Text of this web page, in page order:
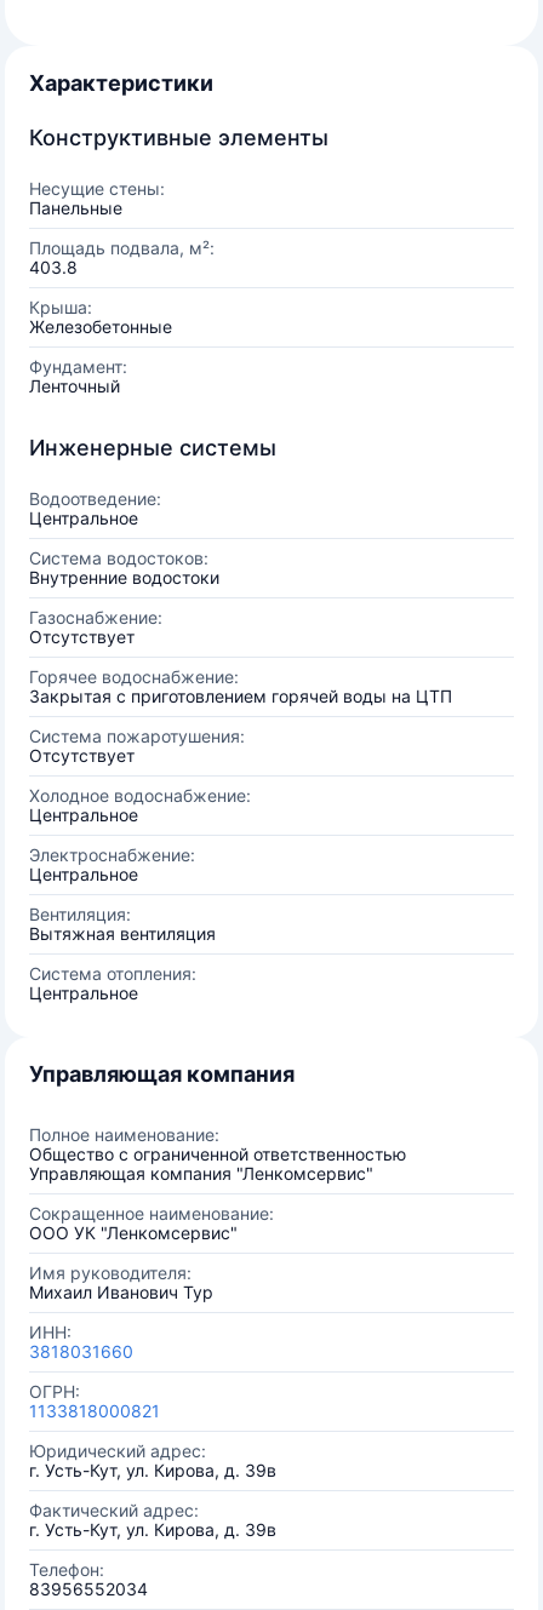
Характеристики
Конструктивные элементы
Несущие стены:
Панельные
Площадь подвала, м²:
403.8
Крыша:
Железобетонные
Фундамент:
Ленточный
Инженерные системы
Водоотведение:
Центральное
Система водостоков:
Внутренние водостоки
Газоснабжение:
Отсутствует
Горячее водоснабжение:
Закрытая с приготовлением горячей воды на ЦТП
Система пожаротушения:
Отсутствует
Холодное водоснабжение:
Центральное
Электроснабжение:
Центральное
Вентиляция:
Вытяжная вентиляция
Система отопления:
Центральное
Управляющая компания
Полное наименование:
Общество с ограниченной ответственностью
Управляющая компания "Ленкомсервис"
Сокращенное наименование:
ООО УК "Ленкомсервис"
Имя руководителя:
Михаил Иванович Тур
ИНН:
3818031660
ОГРН:
1133818000821
Юридический адрес:
г. Усть-Кут, ул. Кирова, д. 39в
Фактический адрес:
г. Усть-Кут, ул. Кирова, д. 39в
Телефон:
83956552034